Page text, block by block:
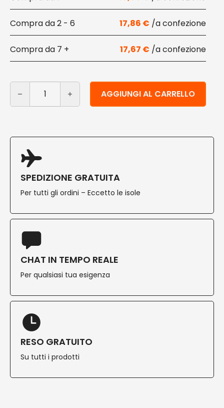
2 - 6 17,86 €
7 + 17,67 €
Piatti grandi in polpa di cellulosa e PLA ø 26 cm 100 pz
AGGIUNGI AL CARRELLO
Alternative:
SPEDIZIONE GRATUITA
Per tutti gli ordini – Eccetto le isole
CHAT IN TEMPO REALE
Per qualsiasi tua esigenza
RESO GRATUITO
Su tutti i prodotti